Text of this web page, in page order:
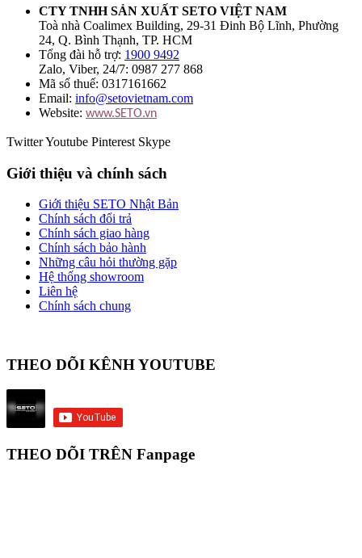
CTY TNHH SẢN XUẤT SETO VIỆT NAM
Toà nhà Coalimex Building, 29-31 Đinh Bộ Lĩnh, Phường
24, Q. Bình Thạnh, TP. HCM
Tổng đài hỗ trợ: 1900 9492
Zalo, Viber, 24/7: 0987 277 868
Mã số thuế: 0317161662
Email: info@setovietnam.com
Website: www.SETO.vn
TwitterYoutube Pinterest Skype
Giới thiệu và chính sách
Giới thiệu SETO Nhật Bản
Chính sách đổi trả
Chính sách giao hàng
Chính sách bảo hành
Những câu hỏi thường gặp
Hệ thống showroom
Liên hệ
Chính sách chung
THEO DÕI KÊNH YOUTUBE
THEO DÕI TRÊN Fanpage